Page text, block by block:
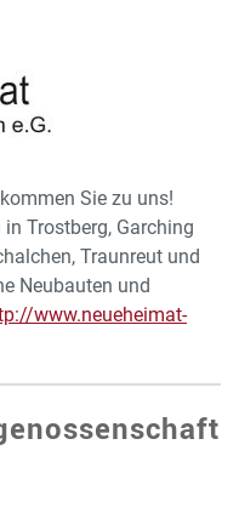
Sie zu uns!
Trostberg, Garching
Traunreut und
Neubauten und
www.neueheimat-